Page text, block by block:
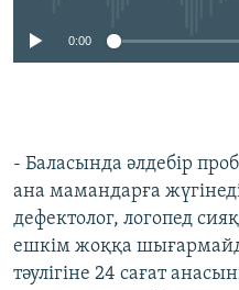
0:00
- Баласында әлдебір
ана мамандарға
дефектолог, логопед
ешкім жоққа
тәулігіне 24 сағат